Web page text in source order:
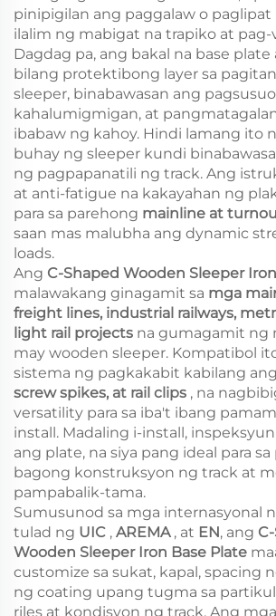
pinipigilan ang paggalaw o paglipat
ilalim ng mabigat na trapiko at pag-
Dagdag pa, ang bakal na base
bilang protektibong layer sa
sleeper, binabawasan ang
kahalumigmigan, at
ibabaw ng kahoy. Hindi lamang ito
buhay ng sleeper kundi
ng pagpapanatili ng track. Ang
at anti-fatigue na kakayahan ng
para sa parehong mainline at
saan mas malubha ang dynamic
loads.
Ang C-Shaped Wooden Sleeper
malawakang ginagamit sa mga
freight lines, industrial railways,
light rail projects na gumagamit ng
may wooden sleeper. Kompatibol
sistema ng pagkakabit kabilang ang
screw spikes, at rail clips , na
versatility para sa iba't ibang
install. Madaling i-install,
ang plate, na siya pang ideal para
bagong konstruksyon ng track at
pampabalik-tama.
Sumusunod sa mga internasyonal
tulad ng UIC , AREMA , at EN, ang
Wooden Sleeper Iron Base Plate
customize sa sukat, kapal, spacing
ng coating upang tugma sa
riles at kondisyon ng track. Ang mga